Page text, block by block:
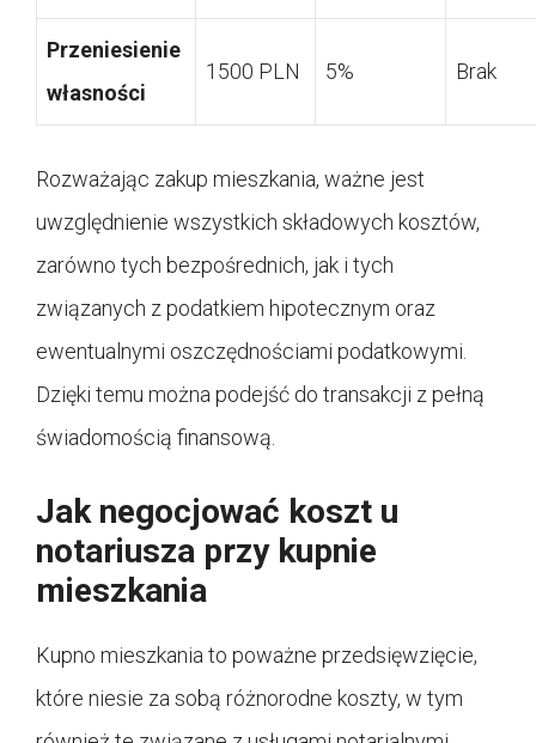
Przeniesienie
własności
1500 PLN 5% Brak
Rozważając zakup mieszkania, ważne jest
uwzględnienie wszystkich składowych kosztów,
zarówno tych bezpośrednich, jak i tych
związanych z podatkiem hipotecznym oraz
ewentualnymi oszczędnościami podatkowymi.
Dzięki temu można podejść do transakcji z pełną
świadomością finansową.
Jak negocjować koszt u
notariusza przy kupnie
mieszkania
Kupno mieszkania to poważne przedsięwzięcie,
które niesie za sobą różnorodne koszty, w tym